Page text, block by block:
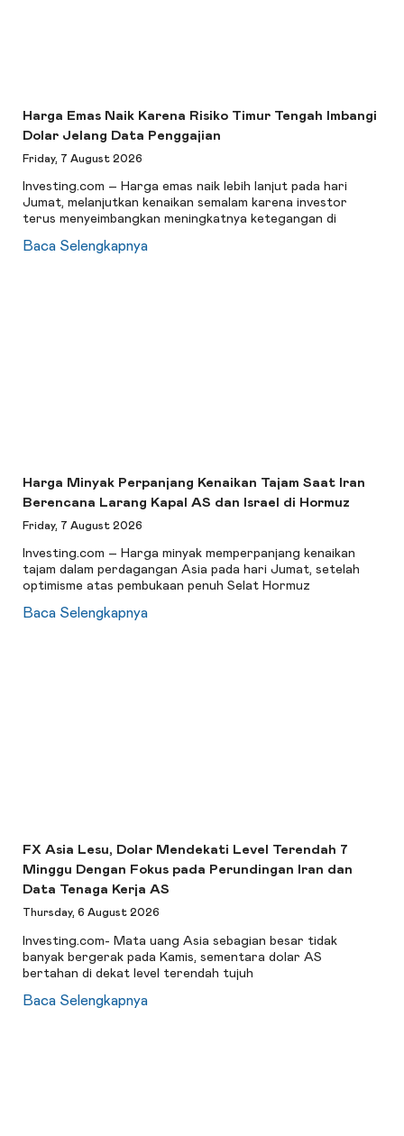
Harga Emas Naik Karena Risiko Timur Tengah Imbangi
Dolar Jelang Data Penggajian
Friday, 7 August 2026
Investing.com – Harga emas naik lebih lanjut pada hari
Jumat, melanjutkan kenaikan semalam karena investor
terus menyeimbangkan meningkatnya ketegangan di
Baca Selengkapnya
Harga Minyak Perpanjang Kenaikan Tajam Saat Iran
Berencana Larang Kapal AS dan Israel di Hormuz
Friday, 7 August 2026
Investing.com – Harga minyak memperpanjang kenaikan
tajam dalam perdagangan Asia pada hari Jumat, setelah
optimisme atas pembukaan penuh Selat Hormuz
Baca Selengkapnya
FX Asia Lesu, Dolar Mendekati Level Terendah 7
Minggu Dengan Fokus pada Perundingan Iran dan
Data Tenaga Kerja AS
Thursday, 6 August 2026
Investing.com- Mata uang Asia sebagian besar tidak
banyak bergerak pada Kamis, sementara dolar AS
bertahan di dekat level terendah tujuh
Baca Selengkapnya